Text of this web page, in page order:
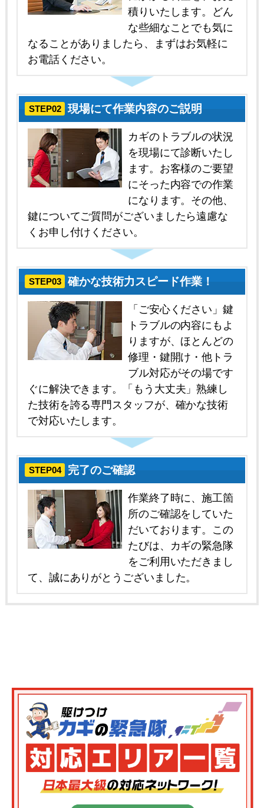
積りいたします。どん
な些細なことでも気に
なることがありましたら、まずはお気軽に
お電話ください。
STEP02 現場にて作業内容のご説明
カギのトラブルの状況
を現場にて診断いたし
ます。お客様のご要望
にそった内容での作業
になります。その他、
鍵についてご質問がございましたら遠慮な
くお申し付けください。
STEP03 確かな技術力スピード作業！
「ご安心ください」鍵
トラブルの内容にもよ
りますが、ほとんどの
修理・鍵開け・他トラ
ブル対応がその場です
ぐに解決できます。「もう大丈夫」熟練し
た技術を誇る専門スタッフが、確かな技術
で対応いたします。
STEP04 完了のご確認
作業終了時に、施工箇
所のご確認をしていた
だいております。この
たびは、カギの緊急隊
をご利用いただきまし
て、誠にありがとうございました。